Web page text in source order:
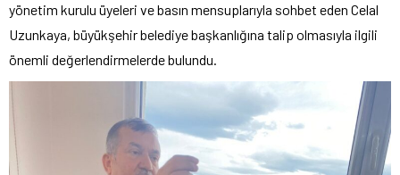
yönetim kurulu üyeleri ve basın mensuplarıyla sohbet eden Celal
Uzunkaya, büyükşehir belediye başkanlığına talip olmasıyla ilgili
önemli değerlendirmelerde bulundu.